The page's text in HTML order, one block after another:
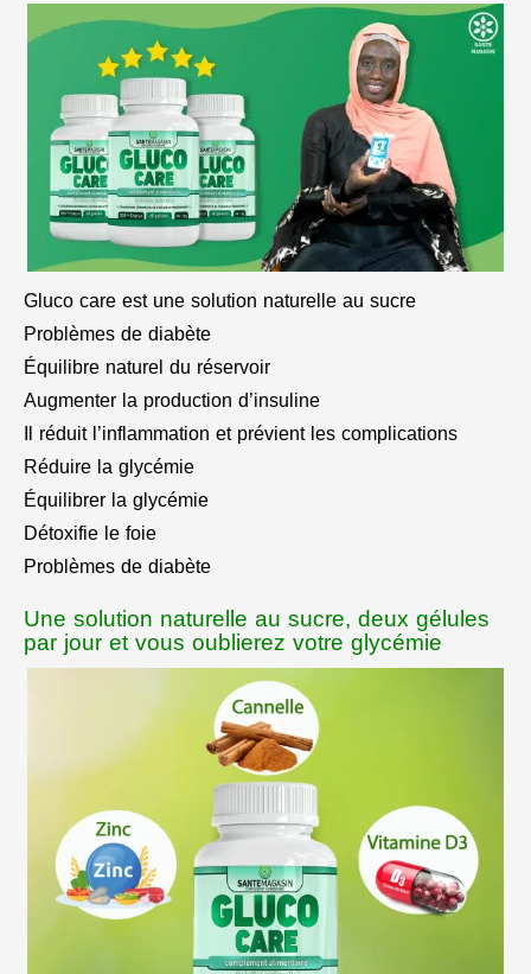
Gluco care est une solution naturelle au sucre
Problèmes de diabète
Équilibre naturel du réservoir
Augmenter la production d’insuline
Il réduit l’inflammation et prévient les complications
Réduire la glycémie
Équilibrer la glycémie
Détoxifie le foie
Problèmes de diabète
Une solution naturelle au sucre, deux gélules
par jour et vous oublierez votre glycémie